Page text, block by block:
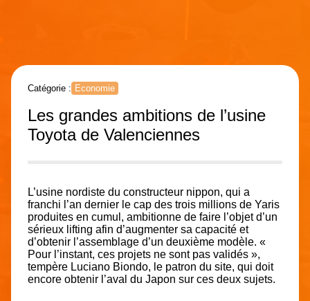
Catégorie : Economie
Les grandes ambitions de l’usine
Toyota de Valenciennes
L’usine nordiste du constructeur nippon, qui a
franchi l’an dernier le cap des trois millions de Yaris
produites en cumul, ambitionne de faire l’objet d’un
sérieux lifting afin d’augmenter sa capacité et
d’obtenir l’assemblage d’un deuxième modèle. «
Pour l’instant, ces projets ne sont pas validés »,
tempère Luciano Biondo, le patron du site, qui doit
encore obtenir l’aval du Japon sur ces deux sujets.